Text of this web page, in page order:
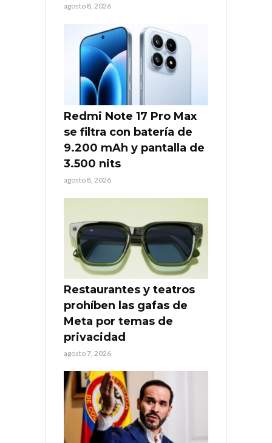
agosto 8, 2026
Redmi Note 17 Pro Max
se filtra con batería de
9.200 mAh y pantalla de
3.500 nits
agosto 8, 2026
Restaurantes y teatros
prohíben las gafas de
Meta por temas de
privacidad
agosto 7, 2026